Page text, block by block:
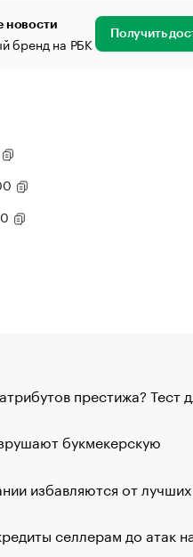
новости
бренд на РБК Получить
престижа? Тест
букмекерскую
избавляются от лучших
селлерам до атак